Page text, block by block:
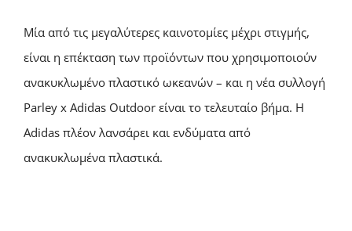
Μία από τις μεγαλύτερες καινοτομίες μέχρι στιγμής,
είναι η επέκταση των προϊόντων που χρησιμοποιούν
ανακυκλωμένο πλαστικό ωκεανών – και η νέα συλλογή
Parley x Adidas Outdoor είναι το τελευταίο βήμα. Η
Adidas πλέον λανσάρει και ενδύματα από
ανακυκλωμένα πλαστικά.